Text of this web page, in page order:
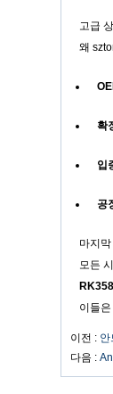
고급
왜
확
입
공
마지
모든
이들
이전 : 안
다음 :